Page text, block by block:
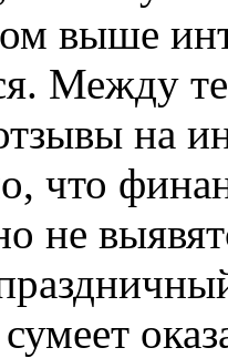
выше
Между
на
что
не